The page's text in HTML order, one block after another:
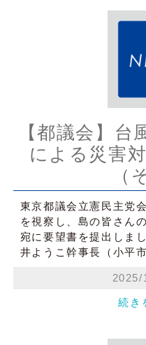
【都議会】
による災害
（
東京都議会立憲民主党
を視察し、島の皆さん
宛に要望書を提出しま
井ようこ幹事長（小平
2025/
続き